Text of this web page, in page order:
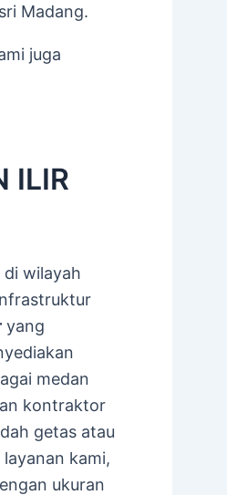
Madang.
juga
ILIR
wilayah
yang
medan
kontraktor
getas atau
kami,
ukuran